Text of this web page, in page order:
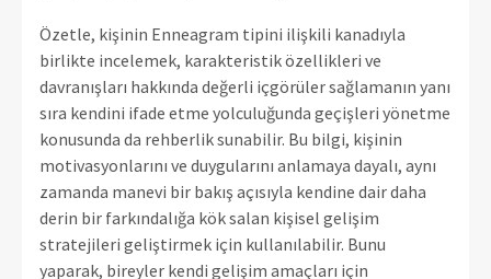
Özetle, kişinin Enneagram tipini ilişkili kanadıyla
birlikte incelemek, karakteristik özellikleri ve
davranışları hakkında değerli içgörüler sağlamanın yanı
sıra kendini ifade etme yolculuğunda geçişleri yönetme
konusunda da rehberlik sunabilir. Bu bilgi, kişinin
motivasyonlarını ve duygularını anlamaya dayalı, aynı
zamanda manevi bir bakış açısıyla kendine dair daha
derin bir farkındalığa kök salan kişisel gelişim
stratejileri geliştirmek için kullanılabilir. Bunu
yaparak, bireyler kendi gelişim amaçları için